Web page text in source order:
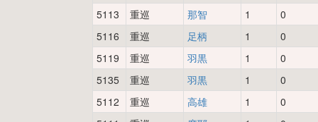
5113
重巡 那智 1
0
5116
重巡 足柄 1
0
5119
重巡 羽黒 1
0
5135
重巡 羽黒 1
0
5112
重巡 高雄 1
0